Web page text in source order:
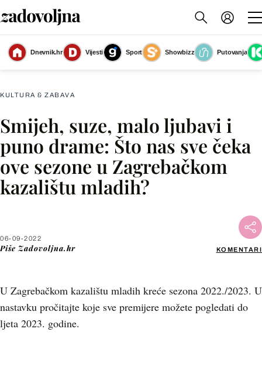
Dnevnik.hr Vijesti Sport Showbizz
Putovanja
Slika nije dostupna
KULTURA & ZABAVA
Smijeh, suze, malo ljubavi i
puno drame: Što nas sve čeka
ove sezone u Zagrebačkom
kazalištu mladih?
06-09-2022
Piše Zadovoljna.hr KOMENTARI
U Zagrebačkom kazalištu mladih kreće sezona 2022./2023. U
nastavku pročitajte koje sve premijere možete pogledati do
ljeta 2023. godine.
Facebook
X